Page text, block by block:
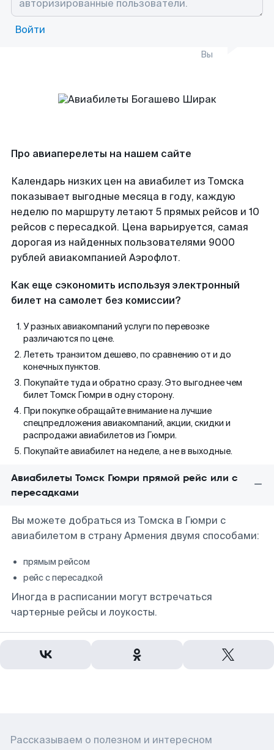
Войти
Вы
Про авиаперелеты на нашем сайте
Календарь низких цен на авиабилет из Томска
показывает выгодные месяца в году, каждую
неделю по маршруту летают 5 прямых рейсов и 10
рейсов с пересадкой. Цена варьируется, самая
дорогая из найденных пользователями 9000
рублей авиакомпанией Аэрофлот.
Как еще сэкономить используя электронный
билет на самолет без комиссии?
У разных авиакомпаний услуги по перевозке
различаются по цене.
Лететь транзитом дешево, по сравнению от и до
конечных пунктов.
Покупайте туда и обратно сразу. Это выгоднее чем
билет Томск Гюмри в одну сторону.
При покупке обращайте внимание на лучшие
спецпредложения авиакомпаний, акции, скидки и
распродажи авиабилетов из Гюмри.
Покупайте авиабилет на неделе, а не в выходные.
Авиабилеты Томск Гюмри прямой рейс или с
пересадками
Вы можете добраться из Томска в Гюмри с
авиабилетом в страну Армения двумя способами:
прямым рейсом
рейс с пересадкой
Иногда в расписании могут встречаться
чартерные рейсы и лоукосты.
Рассказываем о полезном и интересном